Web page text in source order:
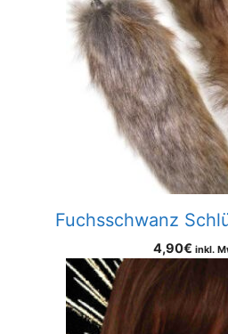
Fuchsschwanz
4,90€ inkl.